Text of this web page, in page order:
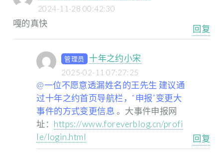
2024-11-28 00:42:30
嘎的真快
回复
管理员 十年之约小宋
2025-02-11 07:27:25
@一位不愿意透漏姓名的王先生 建议通
过十年之约首页导航栏，“申报”变更大
事件的方式变更信息。大事件申报网
址： https://www.foreverblog.cn/profi
le/login.html
回复